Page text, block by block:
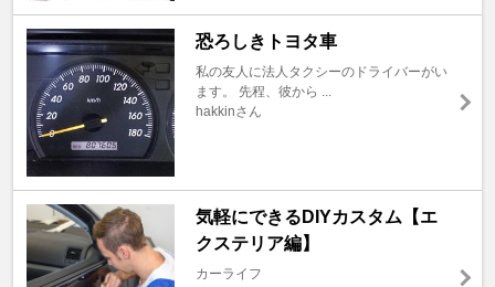
恐ろしきトヨタ車
私の友人に法人タクシーのドライバーがい
ます。 先程、彼から ...
hakkinさん
気軽にできるDIYカスタム【エ
クステリア編】
カーライフ